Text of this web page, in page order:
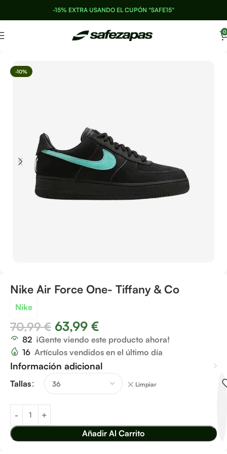
-15% EXTRA USANDO EL CUPÓN "SAFE15"
0
-10%
Nike Air Force One- Tiffany & Co
Nike
70,99€ 63,99 €
82 ¡Gente viendo este producto ahora!
16 Artículos vendidos en el último día
Información adicional
Tallas Limpiar
Añadir Al Carrito